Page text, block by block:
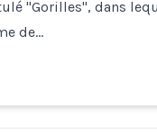
"Gorilles", dans
de…